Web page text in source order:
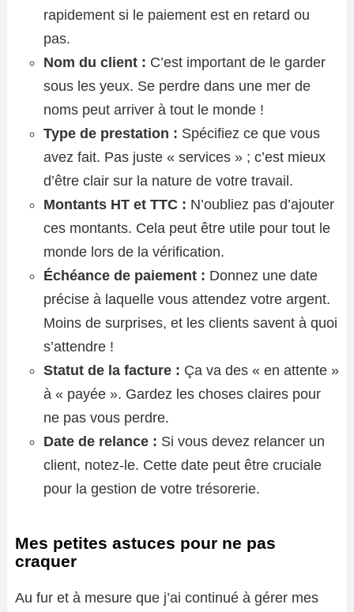
rapidement si le paiement est en retard ou
pas.
Nom du client : C’est important de le garder
sous les yeux. Se perdre dans une mer de
noms peut arriver à tout le monde !
Type de prestation : Spécifiez ce que vous
avez fait. Pas juste « services » ; c’est mieux
d’être clair sur la nature de votre travail.
Montants HT et TTC : N’oubliez pas d’ajouter
ces montants. Cela peut être utile pour tout le
monde lors de la vérification.
Échéance de paiement : Donnez une date
précise à laquelle vous attendez votre argent.
Moins de surprises, et les clients savent à quoi
s’attendre !
Statut de la facture : Ça va des « en attente »
à « payée ». Gardez les choses claires pour
ne pas vous perdre.
Date de relance : Si vous devez relancer un
client, notez-le. Cette date peut être cruciale
pour la gestion de votre trésorerie.
Mes petites astuces pour ne pas
craquer
Au fur et à mesure que j’ai continué à gérer mes